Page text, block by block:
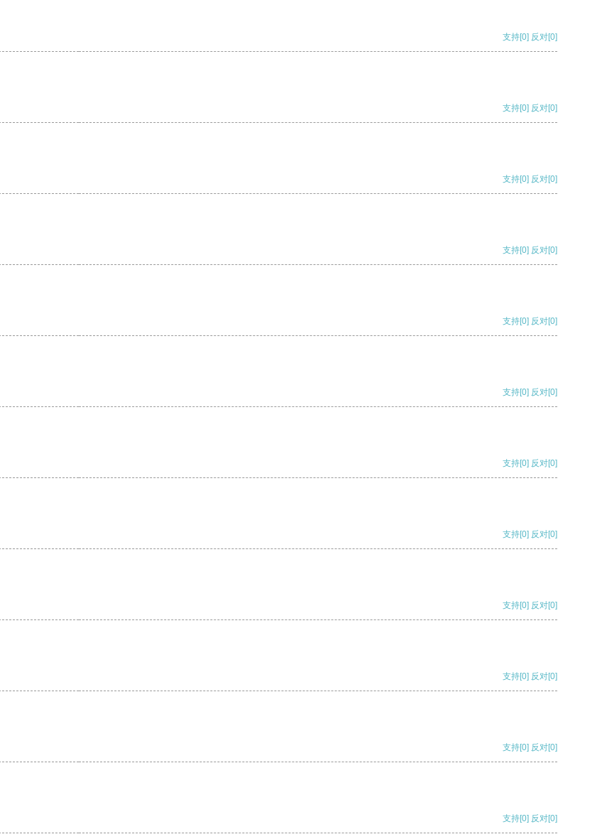
支持[0] 反对[0]
支持[0] 反对[0]
支持[0] 反对[0]
支持[0] 反对[0]
支持[0] 反对[0]
支持[0] 反对[0]
支持[0] 反对[0]
支持[0] 反对[0]
支持[0] 反对[0]
支持[0] 反对[0]
支持[0] 反对[0]
支持[0] 反对[0]